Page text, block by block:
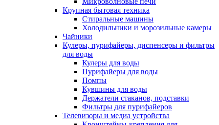
Крупная бытовая техника
Стиральные машины
Холодильники и морозильные камеры
Чайники
Кулеры, пурифайеры, диспенсеры и фильтры
для воды
Кулеры для воды
Пурифайеры для воды
Помпы
Кувшины для воды
Держатели стаканов, подставки
Фильтры для пурифайеров
Телевизоры и медиа устройства